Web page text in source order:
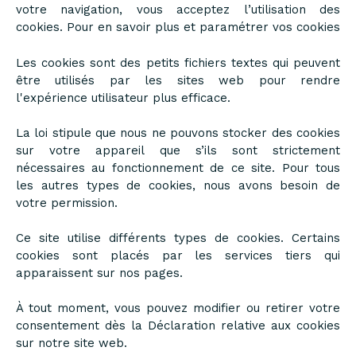
votre navigation, vous acceptez l’utilisation des
cookies. Pour en savoir plus et paramétrer vos cookies
Les cookies sont des petits fichiers textes qui peuvent
être utilisés par les sites web pour rendre
l'expérience utilisateur plus efficace.
La loi stipule que nous ne pouvons stocker des cookies
sur votre appareil que s’ils sont strictement
nécessaires au fonctionnement de ce site. Pour tous
les autres types de cookies, nous avons besoin de
votre permission.
Ce site utilise différents types de cookies. Certains
cookies sont placés par les services tiers qui
apparaissent sur nos pages.
À tout moment, vous pouvez modifier ou retirer votre
consentement dès la Déclaration relative aux cookies
sur notre site web.